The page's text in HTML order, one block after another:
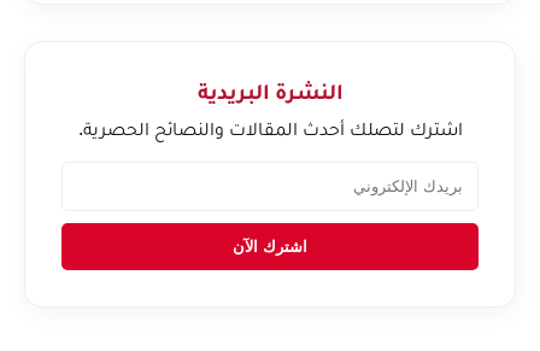
النشرة البريدية
اشترك لتصلك أحدث المقالات والنصائح الحصرية.
اشترك الآن